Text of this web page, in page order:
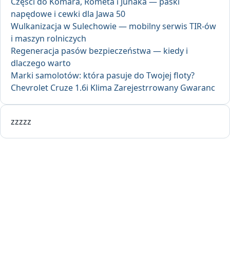
napędowe i cewki dla Jawa 50
Wulkanizacja w Sulechowie — mobilny serwis TIR-ów
i maszyn rolniczych
Regeneracja pasów bezpieczeństwa — kiedy i
dlaczego warto
Marki samolotów: która pasuje do Twojej floty?
Chevrolet Cruze 1.6i Klima Zarejestrrowany Gwaranc
zzzzz